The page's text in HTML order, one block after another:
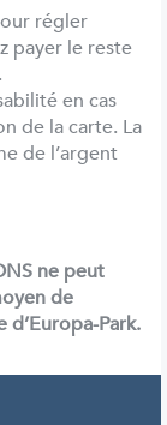
régler
payer le reste
en cas
de la carte. La
de l’argent
ne peut
de
Park.